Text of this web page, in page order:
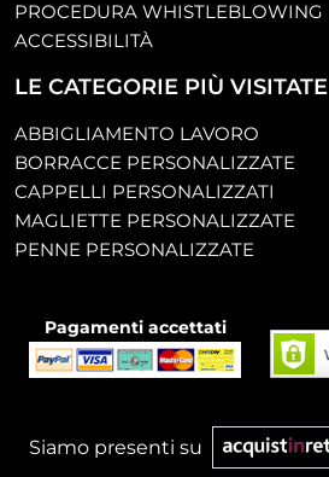
PROCEDURA WHISTLEBLOWING
ACCESSIBILITÀ
LE CATEGORIE PIÙ VISITATE
ABBIGLIAMENTO LAVORO
BORRACCE PERSONALIZZATE
CAPPELLI PERSONALIZZATI
MAGLIETTE PERSONALIZZATE
PENNE PERSONALIZZATE
Pagamenti accettati
Siamo presenti su